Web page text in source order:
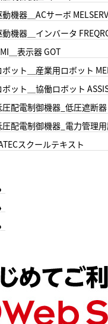
動機器＿ACサーボ
動機器＿インバータ
＿表示器 GOT
ボット＿産業用ロボット
ボット＿協働ロボット
圧配電制御機器_低圧遮断器
圧配電制御機器_電力管理
スクールテキスト